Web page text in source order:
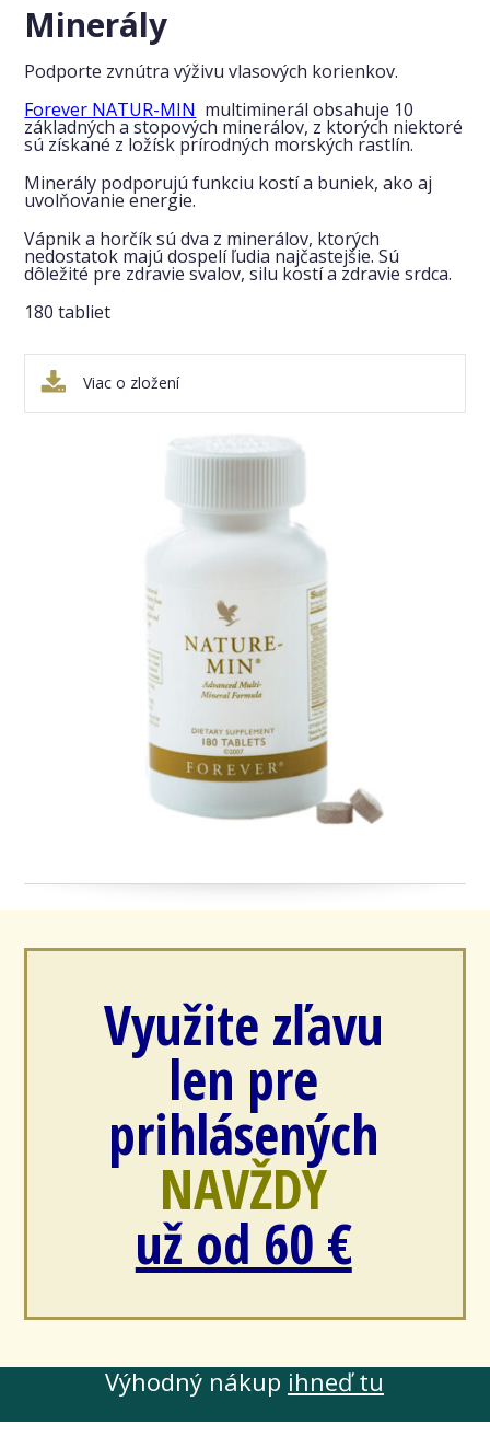
Minerály
Podporte zvnútra výživu vlasových korienkov.
Forever NATUR-MIN multiminerál obsahuje 10
základných a stopových minerálov, z ktorých niektoré
sú získané z ložísk prírodných morských rastlín.
Minerály podporujú funkciu kostí a buniek, ako aj
uvolňovanie energie.
Vápnik a horčík sú dva z minerálov, ktorých
nedostatok majú dospelí ľudia najčastejšie. Sú
dôležité pre zdravie svalov, silu kostí a zdravie srdca.
180 tabliet
Viac o zložení
Využite zľavu
len pre
prihlásených
NAVŽDY
už od 60 €
Výhodný nákup ihneď tu